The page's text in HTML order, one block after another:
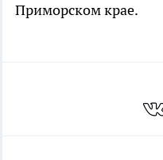
Приморском крае.